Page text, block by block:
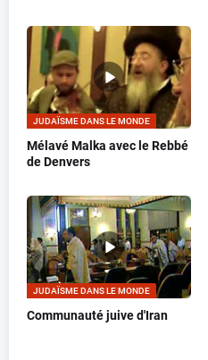
JUDAÏSME DANS LE MONDE
Mélavé Malka avec le Rebbé
de Denvers
JUDAÏSME DANS LE MONDE
Communauté juive d'Iran